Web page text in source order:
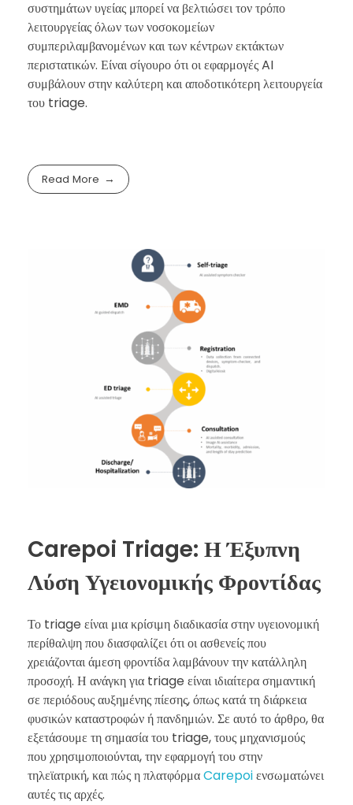
συστημάτων υγείας μπορεί να βελτιώσει τον τρόπο
λειτουργείας όλων των νοσοκομείων
συμπεριλαμβανομένων και των κέντρων εκτάκτων
περιστατικών. Είναι σίγουρο ότι οι εφαρμογές AI
συμβάλουν στην καλύτερη και αποδοτικότερη λειτουργεία
του triage.
Read More
Carepoi Triage: Η Έξυπνη
Λύση Υγειονομικής Φροντίδας
Το triage είναι μια κρίσιμη διαδικασία στην υγειονομική
περίθαλψη που διασφαλίζει ότι οι ασθενείς που
χρειάζονται άμεση φροντίδα λαμβάνουν την κατάλληλη
προσοχή. Η ανάγκη για triage είναι ιδιαίτερα σημαντική
σε περιόδους αυξημένης πίεσης, όπως κατά τη διάρκεια
φυσικών καταστροφών ή πανδημιών. Σε αυτό το άρθρο, θα
εξετάσουμε τη σημασία του triage, τους μηχανισμούς
που χρησιμοποιούνται, την εφαρμογή του στην
τηλεϊατρική, και πώς η πλατφόρμαCarepoiενσωματώνει
αυτές τις αρχές.